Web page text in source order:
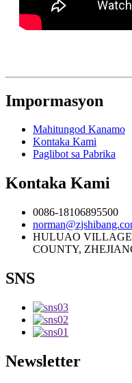
Impormasyon
Mahitungod Kanamo
Kontaka Kami
Paglibot sa Pabrika
Kontaka Kami
0086-18106895500
HULUAO
COUNTY,
SNS
Newsletter